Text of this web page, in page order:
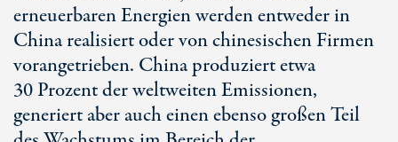
erneuerbaren Energien werden entweder in
China realisiert oder von chinesischen Firmen
vorangetrieben. China produziert etwa
30 Prozentder weltweiten Emissionen,
generiert aber auch einen ebenso großen Teil